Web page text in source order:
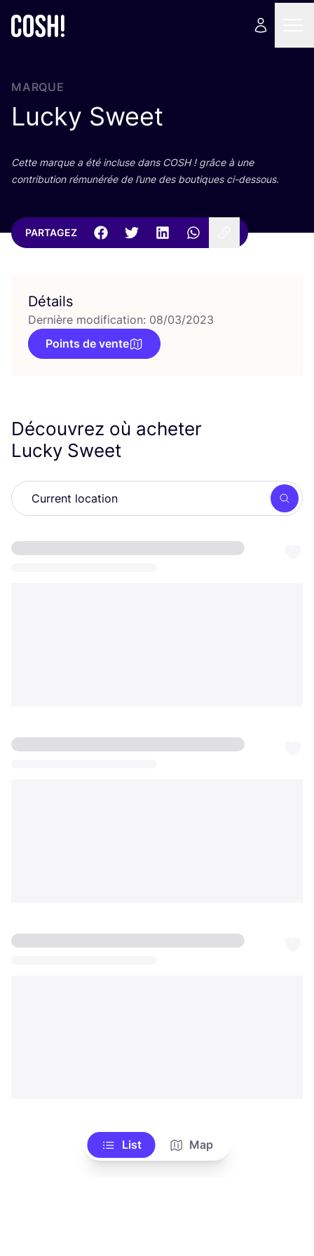
MARQUE
Lucky Sweet
Cette marque a été incluse dans COSH! grâce à une
contri­bu­tion rému­né­rée de l’une des bou­tiques ci-dessous.
PARTAGEZ
Détails
Dernière modification: 08/03/2023
Points de vente
Découvrez où acheter
Lucky Sweet
List Map